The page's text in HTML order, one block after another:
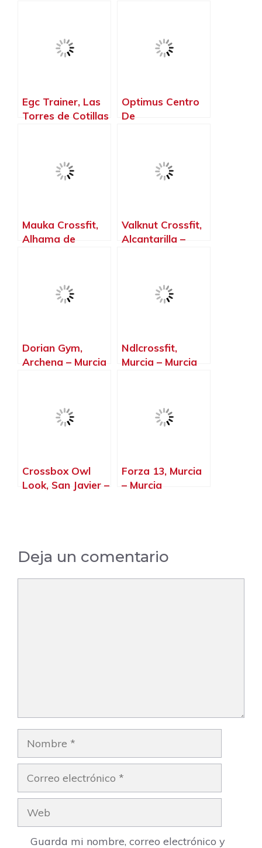
Egc Trainer, Las
Torres de Cotillas
Optimus Centro
De
Mauka Crossfit,
Alhama de
Valknut Crossfit,
Alcantarilla –
️Dorian Gym,
Archena – Murcia
Ndlcrossfit,
Murcia – Murcia
Crossbox Owl
Look, San Javier –
Forza 13, Murcia
– Murcia
Deja un comentario
Nombre
Correo
electrónico
Web
Guarda mi nombre, correo electrónico y